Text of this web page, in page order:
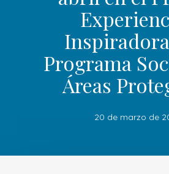
Programa
Áreas
20 de marzo de